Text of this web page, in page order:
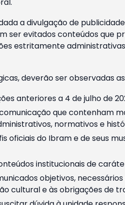
a divulgação de
ser evitados conteúdos que
estritamente
deverão ser observadas
anteriores a 4 de julho de
que contenham
normativos e
do Ibram e de seus
institucionais de
objetivos,
cultural e às obrigações de